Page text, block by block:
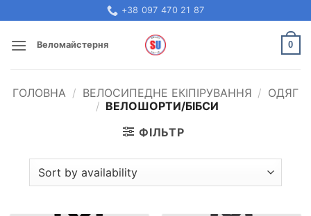
to
content
+38 097 470 21 87
Веломайстерня 0
ГОЛОВНА / ВЕЛОСИПЕДНЕ ЕКІПІРУВАННЯ / ОДЯГ
/ ВЕЛОШОРТИ/БІБСИ
ФІЛЬТР